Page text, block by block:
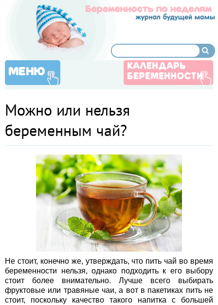
МЕНЮ
КАЛЕНДАРЬ
БЕРЕМЕННОСТИ
Можно или нельзя
беременным чай?
Не стоит, конечно же, утверждать, что пить чай во время
беременности нельзя, однако подходить к его выбору
стоит более внимательно. Лучше всего выбирать
фруктовые или травяные чаи, а вот в пакетиках пить не
стоит, поскольку качество такого напитка с большей